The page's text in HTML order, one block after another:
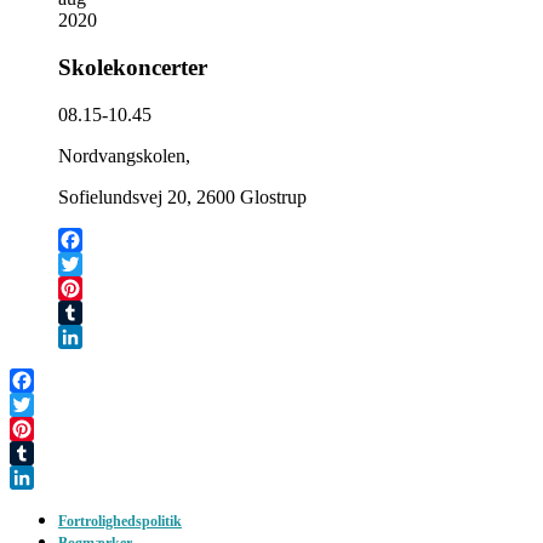
2020
Skolekoncerter
08.15-10.45
Nordvangskolen,
Sofielundsvej 20, 2600 Glostrup
Facebook
Twitter
Pinterest
Tumblr
Facebook
Twitter
Pinterest
Tumblr
Fortrolighedspolitik